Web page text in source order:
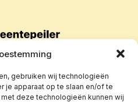
gebruiken wij technologieën
je apparaat op te slaan en/of te
deze technologieën kunnen wij